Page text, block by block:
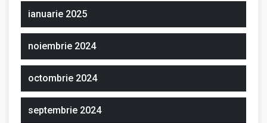
ianuarie 2025
noiembrie 2024
octombrie 2024
septembrie 2024